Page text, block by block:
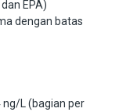
EPA)
dengan batas
ng/L (bagian per